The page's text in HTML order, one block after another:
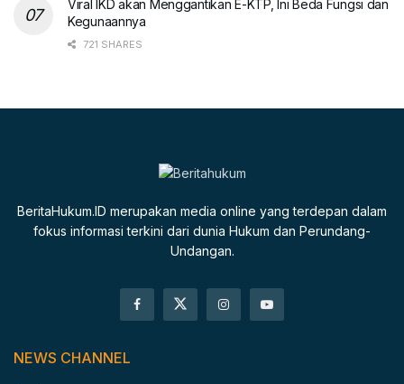
Viral IKD akan Menggantikan E-KTP, Ini Beda Fungsi dan
Kegunaannya
721 SHARES
BeritaHukum.ID merupakan media online yang terdepan dalam
fokus informasi terkini dari dunia Hukum dan Perundang-
Undangan.
NEWS CHANNEL